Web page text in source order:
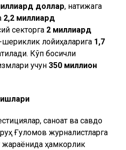
доллар, натижага
2,2 миллиард
секторга 2 миллиард
шериклик лойиҳаларига 1,7
Кўп босқичли
учун 350 миллион
саноат ва савдо
Ғуломов журналистларга
жараёнида ҳамкорлик